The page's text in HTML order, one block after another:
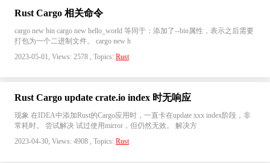
Rust Cargo 相关命令
cargo new bin cargo new hello_world 等同于：添加了--bin属性，表示之后需要
打包为一个二进制文件。 cargo new h
2023-05-01, Views: 2578 , Topics: Rust
Rust Cargo update crate.io index 时无响应
现象 在IDEA中添加Rust的Cargo应用时，一直卡在update xxx index阶段，非
常耗时。 尝试解决 试过使用mirror，但仍然无效。 解决方
2023-04-30, Views: 4908 , Topics: Rust